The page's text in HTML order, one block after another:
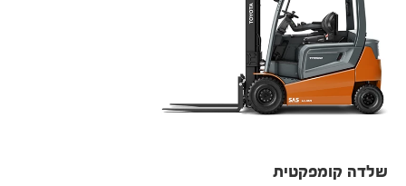
שלדה קומפקטית